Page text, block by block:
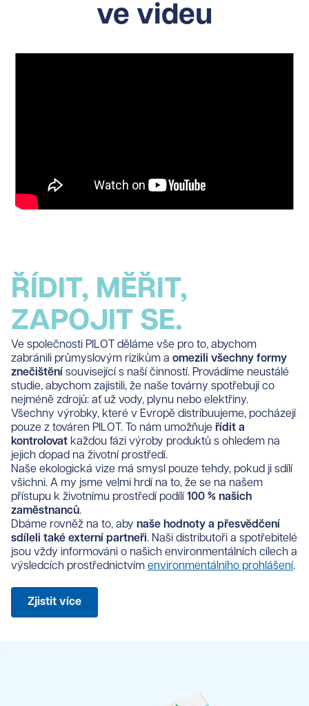
ve videu
ŘÍDIT, MĚŘIT,
ZAPOJIT SE.
Ve společnosti PILOT děláme vše pro to, abychom
zabránili průmyslovým rizikům a omezili všechny formy
znečištění související s naší činností. Provádíme neustálé
studie, abychom zajistili, že naše továrny spotřebují co
nejméně zdrojů: ať už vody, plynu nebo elektřiny.
Všechny výrobky, které v Evropě distribuujeme, pocházejí
pouze z továren PILOT. To nám umožňuje řídit a
kontrolovat každou fázi výroby produktů s ohledem na
jejich dopad na životní prostředí.
Naše ekologická vize má smysl pouze tehdy, pokud ji sdílí
všichni. A my jsme velmi hrdí na to, že se na našem
přístupu k životnímu prostředí podílí 100 % našich
zaměstnanců.
Dbáme rovněž na to, aby naše hodnoty a přesvědčení
sdíleli také externí partneři. Naši distributoři a spotřebitelé
jsou vždy informováni o našich environmentálních cílech a
výsledcích prostřednictvím environmentálního prohlášení.
Zjistit více